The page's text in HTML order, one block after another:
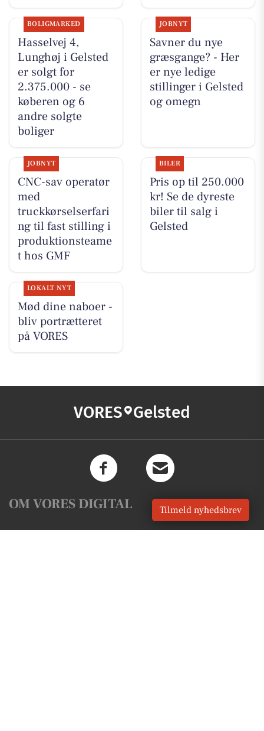
BOLIGMARKED
Hasselvej 4,
Lunghøj i Gelsted
er solgt for
2.375.000 - se
køberen og 6
andre solgte
boliger
JOBNYT
Savner du nye
græsgange? - Her
er nye ledige
stillinger i Gelsted
og omegn
JOBNYT
CNC-sav operatør
med
truckkørselserfari
ng til fast stilling i
produktionsteame
t hos GMF
BILER
Pris op til 250.000
kr! Se de dyreste
biler til salg i
Gelsted
LOKALT NYT
Mød dine naboer -
bliv portrætteret
på VORES
VORES Gelsted
OM VORES DIGITAL Tilmeld nyhedsbrev